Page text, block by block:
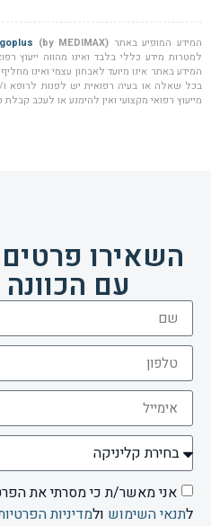
המידע המופיע באתר (by MEDIMAX)
למטרות מידע כללי בלבד ואינו מהווה ייעוץ
המידע באתר אינו מיועד לאבחון עצמי ואינו
בכל שאלה או בעיה רפואית יש לפנות לרופא
מייעוץ רפואי מקצועי ואין להימנע או לעכב
השאירו פרטים
עם
אני מאשר/ת כי מסרתי את
לתנאי השימוש ולמדיניות